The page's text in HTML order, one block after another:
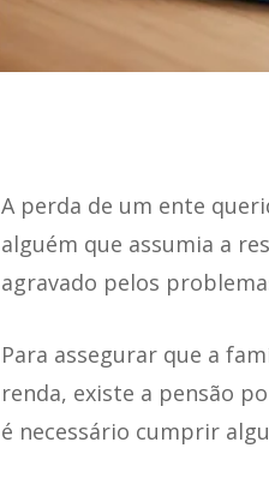
A perda de um ente
alguém que assumia a
agravado pelos
Para assegurar que a
renda, existe a pensão
é necessário cumprir